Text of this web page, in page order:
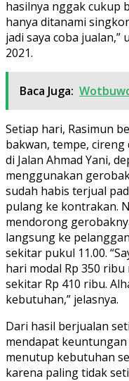
hasilnya nggak cukup
hanya ditanami
jadi saya coba jualan,”
2021.
Baca Juga:
Setiap hari, Rasimun
bakwan, tempe,
di Jalan Ahmad Yani,
menggunakan
sudah habis terjual
pulang ke kontrakan.
mendorong
langsung ke
sekitar pukul 11.00.
hari modal Rp 350
sekitar Rp 410 ribu.
kebutuhan,” jelasnya.
Dari hasil berjualan
mendapat
menutup kebutuhan
karena paling tidak